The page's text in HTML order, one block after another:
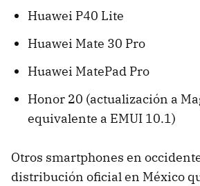
Huawei P40 Lite
Huawei Mate 30 Pro
Huawei MatePad Pro
Honor 20 (actualización a
equivalente a EMUI 10.1)
Otros smartphones en
distribución oficial en México